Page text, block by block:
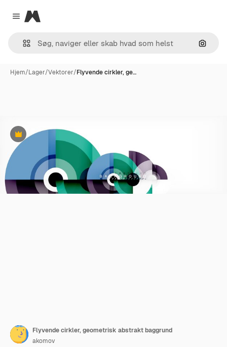
Close menu
Magnific
Søg
Hjem/Lager/Vektorer/Flyvende cirkler, ge…
Præmie
Flyvende cirkler, geometrisk abstrakt baggrund
akomov